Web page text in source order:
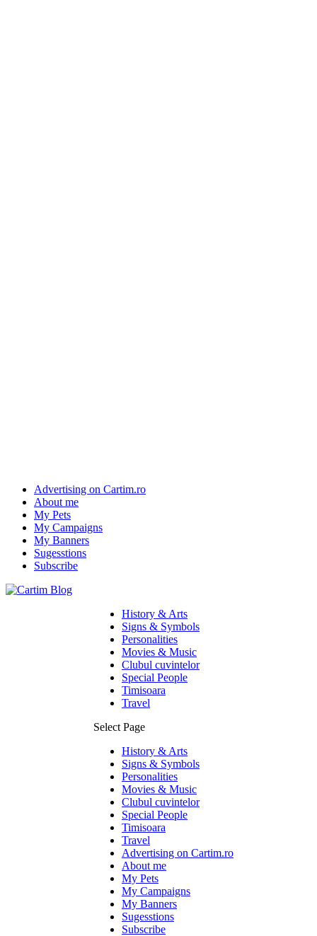
Advertising on Cartim.ro
About me
My Pets
My Campaigns
My Banners
Sugesstions
Subscribe
History & Arts
Signs & Symbols
Personalities
Movies & Music
Clubul cuvintelor
Special People
Timisoara
Travel
Select Page
History & Arts
Signs & Symbols
Personalities
Movies & Music
Clubul cuvintelor
Special People
Timisoara
Travel
Advertising on Cartim.ro
About me
My Pets
My Campaigns
My Banners
Sugesstions
Subscribe